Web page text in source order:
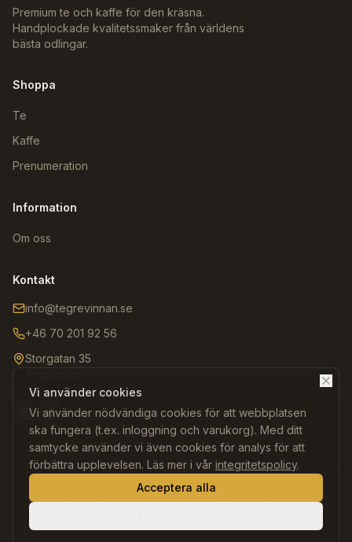
Premium te och kaffe för den kräsna.
Handplockade kvalitetssmaker från världens
bästa odlingar.
Shoppa
Te
Kaffe
Prenumeration
Information
Om oss
Kontakt
info@tegrevinnan.se
+46 70 201 92 56
Storgatan 35
Instagram
Facebook
Tegrevinnan. Alla rättigheter förbehållna.
Vi använder cookies
Vi använder nödvändiga cookies för att webbplatsen
ska fungera (t.ex. inloggning och varukorg). Med ditt
samtycke använder vi även cookies för analys för att
förbättra upplevelsen. Läs mer i vår integritetspolicy.
Acceptera alla